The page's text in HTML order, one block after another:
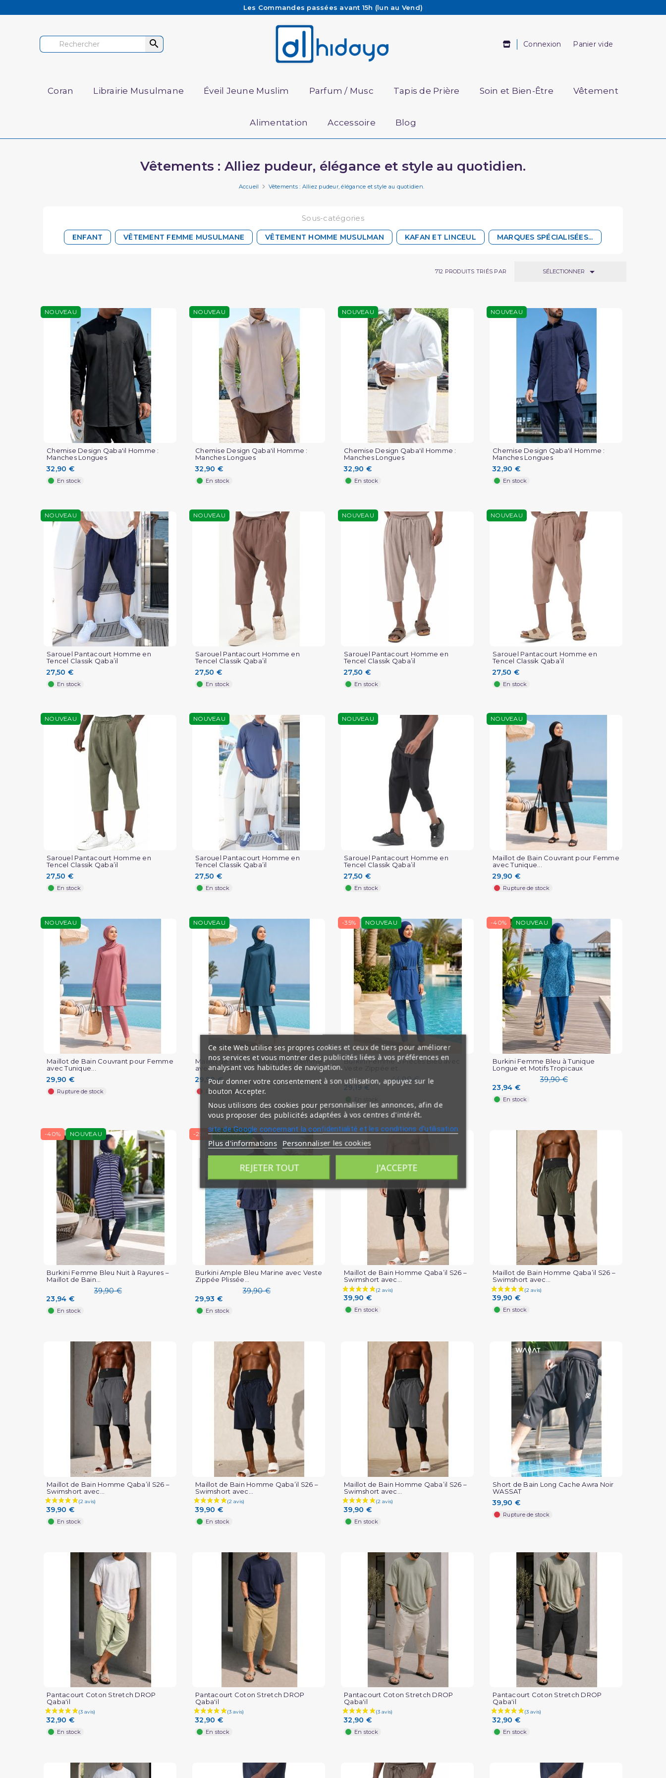
Les Commandes passées avant 15h (lun au Vend)
Besoin d'aide ? Retrouvez notre FAQ
Livraison offerte à partir de 65€ d'achat*
 Connexion Panier vide
Coran Librairie Musulmane Éveil Jeune Muslim Parfum / Musc Tapis de Prière Soin et Bien-Être Vêtement
Alimentation Accessoire Blog
Vêtements : Alliez pudeur, élégance et style au quotidien.
Accueil Vêtements : Alliez pudeur, élégance et style au quotidien.
Sous-catégories
ENFANT VÊTEMENT FEMME MUSULMANE VÊTEMENT HOMME MUSULMAN KAFAN ET LINCEUL MARQUES SPÉCIALISÉES...
712 PRODUITS TRIÉS PAR SÉLECTIONNER 
NOUVEAU
Chemise Design Qaba'il Homme :
Manches Longues
32,90 €
En stock
NOUVEAU
Chemise Design Qaba'il Homme :
Manches Longues
32,90 €
En stock
NOUVEAU
Chemise Design Qaba'il Homme :
Manches Longues
32,90 €
En stock
NOUVEAU
Chemise Design Qaba'il Homme :
Manches Longues
32,90 €
En stock
NOUVEAU
Sarouel Pantacourt Homme en
Tencel Classik Qaba’il
27,50 €
En stock
NOUVEAU
Sarouel Pantacourt Homme en
Tencel Classik Qaba’il
27,50 €
En stock
NOUVEAU
Sarouel Pantacourt Homme en
Tencel Classik Qaba’il
27,50 €
En stock
NOUVEAU
Sarouel Pantacourt Homme en
Tencel Classik Qaba’il
27,50 €
En stock
NOUVEAU
Sarouel Pantacourt Homme en
Tencel Classik Qaba’il
27,50 €
En stock
NOUVEAU
Sarouel Pantacourt Homme en
Tencel Classik Qaba’il
27,50 €
En stock
NOUVEAU
Sarouel Pantacourt Homme en
Tencel Classik Qaba’il
27,50 €
En stock
NOUVEAU
Maillot de Bain Couvrant pour Femme
avec Tunique...
29,90 €
Rupture de stock
NOUVEAU
Maillot de Bain Couvrant pour Femme
avec Tunique...
29,90 €
Rupture de stock
NOUVEAU
Maillot de Bain Couvrant pour Femme
avec Tunique...
29,90 €
Rupture de stock
-35% NOUVEAU
Burkini Femme 6 Pièces Bleu avec
44,90 €
29,19 €
-40% NOUVEAU
Burkini Femme Bleu à Tunique
Longue et Motifs Tropicaux
39,90 €
23,94 €
En stock
-40% NOUVEAU
Burkini Femme Bleu Nuit à Rayures –
Maillot de Bain...
39,90 €
23,94 €
En stock
-25% NOUVEAU
Burkini Ample Bleu Marine avec Veste
Zippée Plissée...
39,90 €
29,93 €
En stock
Maillot de Bain Homme Qaba’il S26 –
Swimshort avec...
39,90 €
En stock
Maillot de Bain Homme Qaba’il S26 –
Swimshort avec...
39,90 €
En stock
Maillot de Bain Homme Qaba’il S26 –
Swimshort avec...
39,90 €
En stock
Maillot de Bain Homme Qaba’il S26 –
Swimshort avec...
39,90 €
En stock
Maillot de Bain Homme Qaba’il S26 –
Swimshort avec...
39,90 €
En stock
Short de Bain Long Cache Awra Noir
WASSAT
39,90 €
Rupture de stock
Pantacourt Coton Stretch DROP
Qaba'il
32,90 €
En stock
Pantacourt Coton Stretch DROP
Qaba'il
32,90 €
En stock
Pantacourt Coton Stretch DROP
Qaba'il
32,90 €
En stock
Pantacourt Coton Stretch DROP
Qaba'il
32,90 €
En stock
Ce site Web utilise ses propres cookies et ceux de tiers pour améliorer
nos services et vous montrer des publicités liées à vos préférences en
analysant vos habitudes de navigation.
Pour donner votre consentement à son utilisation, appuyez sur le
bouton Accepter.
Nous utilisons des cookies pour personnaliser les annonces, afin de
vous proposer des publicités adaptées à vos centres d'intérêt.
site de Google concernant la confidentialité et les conditions d'utilisation
Plus d'informations Personnaliser les cookies
REJETER TOUT J'ACCEPTE